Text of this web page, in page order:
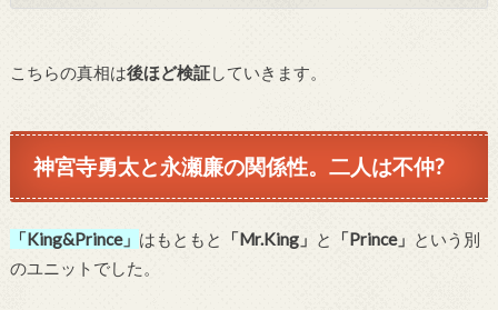
こちらの真相は後ほど検証していきます。
神宮寺勇太と永瀬廉の関係性。二人は不仲?
「King&Prince」 はもともと 「Mr.King」 と 「Prince」
という別
のユニットでした。